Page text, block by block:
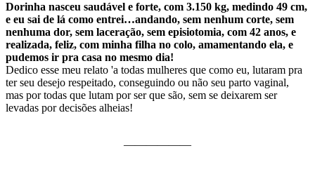
Dorinha nasceu saudável e forte, com 3.150 kg, medindo 49 cm,
e eu sai de lá como entrei…andando, sem nenhum corte, sem
nenhuma dor, sem laceração, sem episiotomia, com 42 anos, e
realizada, feliz, com minha filha no colo, amamentando ela, e
pudemos ir pra casa no mesmo dia!
Dedico esse meu relato 'a todas mulheres que como eu, lutaram pra
ter seu desejo respeitado, conseguindo ou não seu parto vaginal,
mas por todas que lutam por ser que são, sem se deixarem ser
levadas por decisões alheias!
——————